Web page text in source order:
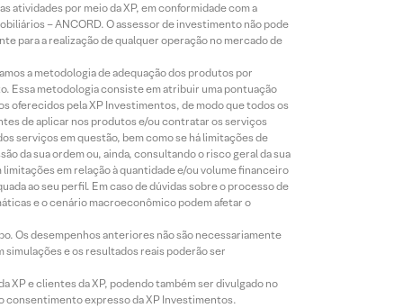
atividades por meio da XP, em conformidade com a
– ANCORD. O assessor de investimento não pode
para a realização de qualquer operação no mercado de
a metodologia de adequação dos produtos por
Essa metodologia consiste em atribuir uma pontuação
oferecidos pela XP Investimentos, de modo que todos os
de aplicar nos produtos e/ou contratar os serviços
serviços em questão, bem como se há limitações de
da sua ordem ou, ainda, consultando o risco geral da sua
em relação à quantidade e/ou volume financeiro
ao seu perfil. Em caso de dúvidas sobre o processo de
e o cenário macroeconômico podem afetar o
Os desempenhos anteriores não são necessariamente
e os resultados reais poderão ser
e clientes da XP, podendo também ser divulgado no
consentimento expresso da XP Investimentos.